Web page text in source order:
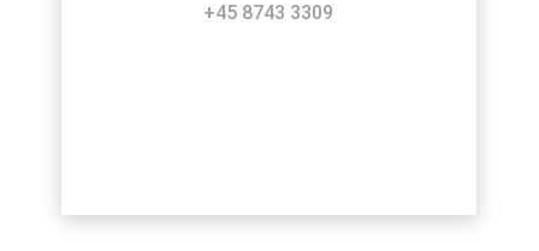
+45 8743 3309